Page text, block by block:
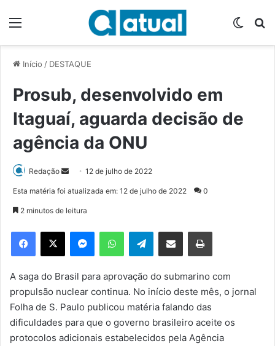
Início / DESTAQUE
Prosub, desenvolvido em
Itaguaí, aguarda decisão de
agência da ONU
Redação
d
e
m
e
-
m
a
i
12 de julho de 2022
Esta matéria foi atualizada em: 12 de julho de 2022 0
2 minutos de leitura
Telegram
A saga do Brasil para aprovação do submarino com
propulsão nuclear continua. No início deste mês, o jornal
Folha de S. Paulo publicou matéria falando das
dificuldades para que o governo brasileiro aceite os
protocolos adicionais estabelecidos pela Agência